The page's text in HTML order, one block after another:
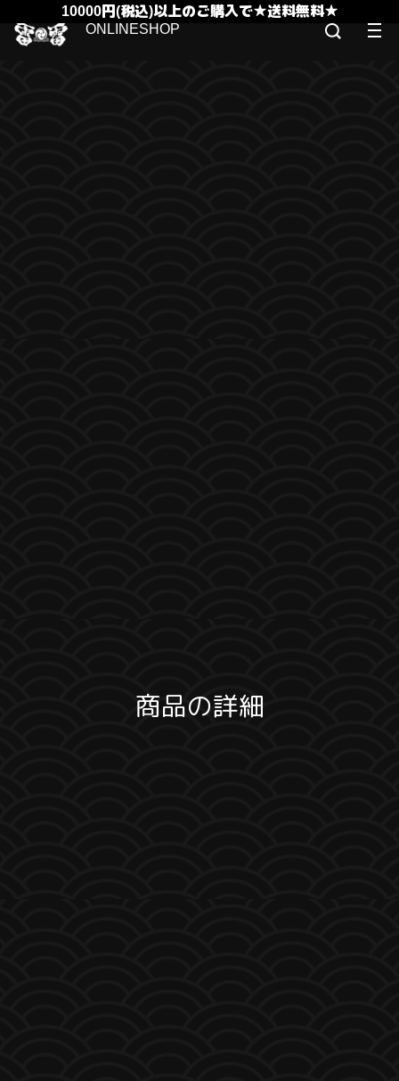
10000円(税込)以上のご購入で★送料無料★
商品の詳細
ONLINESHOP